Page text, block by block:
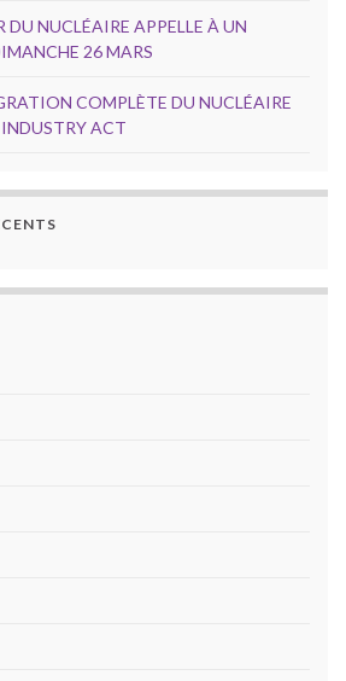
NUCLÉAIRE APPELLE À UN
26 MARS
COMPLÈTE DU NUCLÉAIRE
ACT